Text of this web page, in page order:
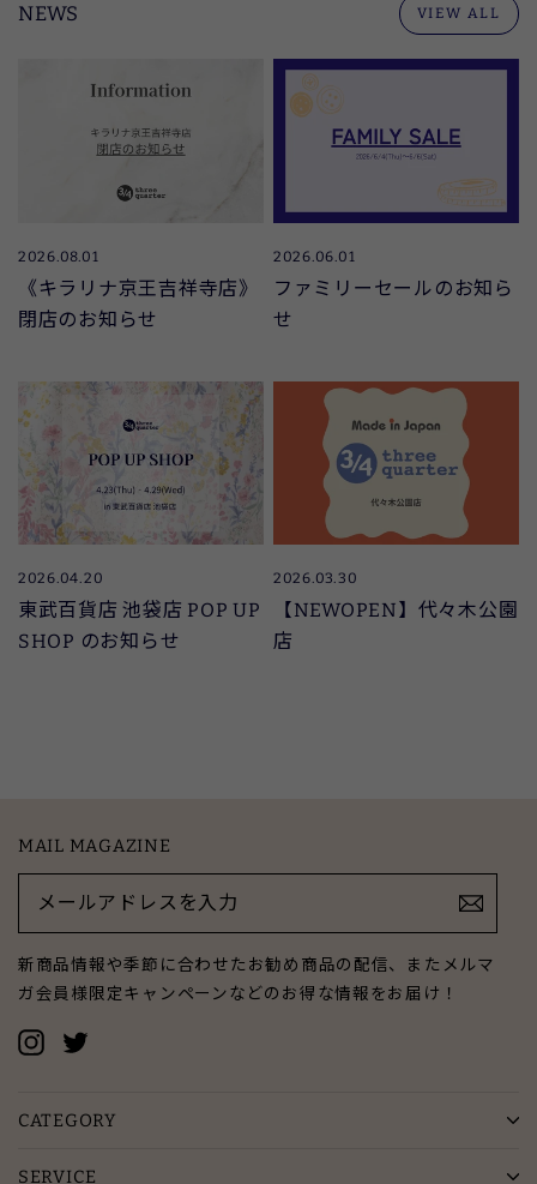
NEWS VIEW ALL
2026.08.01
《キラリナ京王吉祥寺店》
閉店のお知らせ
2026.06.01
ファミリーセールのお知ら
せ
2026.04.20
東武百貨店 池袋店 POP UP
SHOP のお知らせ
2026.03.30
【NEWOPEN】代々木公園
店
MAIL MAGAZINE
ル
ア
ド
レ
を
新商品情報や季節に合わせたお勧め商品の配信、またメルマ
ガ会員様限定キャンペーンなどのお得な情報をお届け！
Instagram
CATEGORY
SERVICE